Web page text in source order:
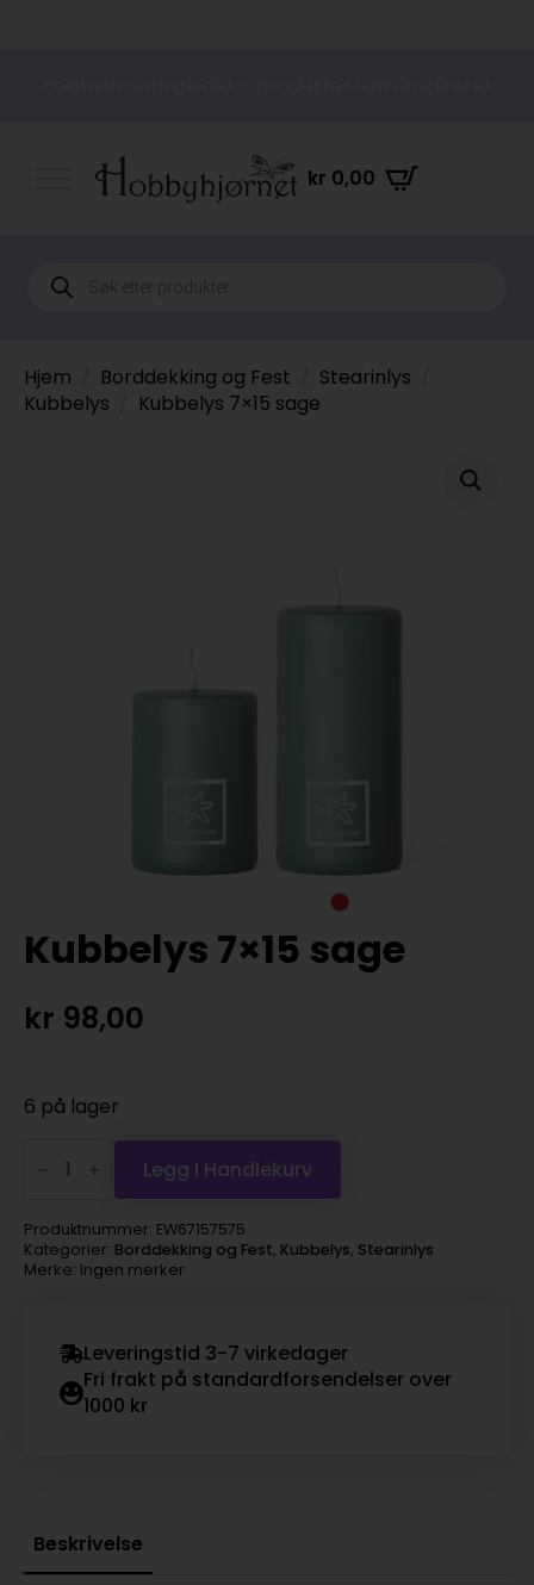
kr 0,00
Products
search
Hjem Borddekking og Fest
Stearinlys
Kubbelys
Kubbelys 7×15 sage
Kubbelys 7×15 sage
kr 98,00
6 på lager
sage
Legg I Handlekurv
Produktnummer: EW67157575
Kategorier: Borddekking og Fest, Kubbelys, Stearinlys
Merke: Ingen merker
Leveringstid 3-7 virkedager
Fri frakt på standardforsendelser over
1000 kr
Beskrivelse